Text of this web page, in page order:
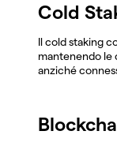
Cold
Il cold staking
mantenendo le
anziché